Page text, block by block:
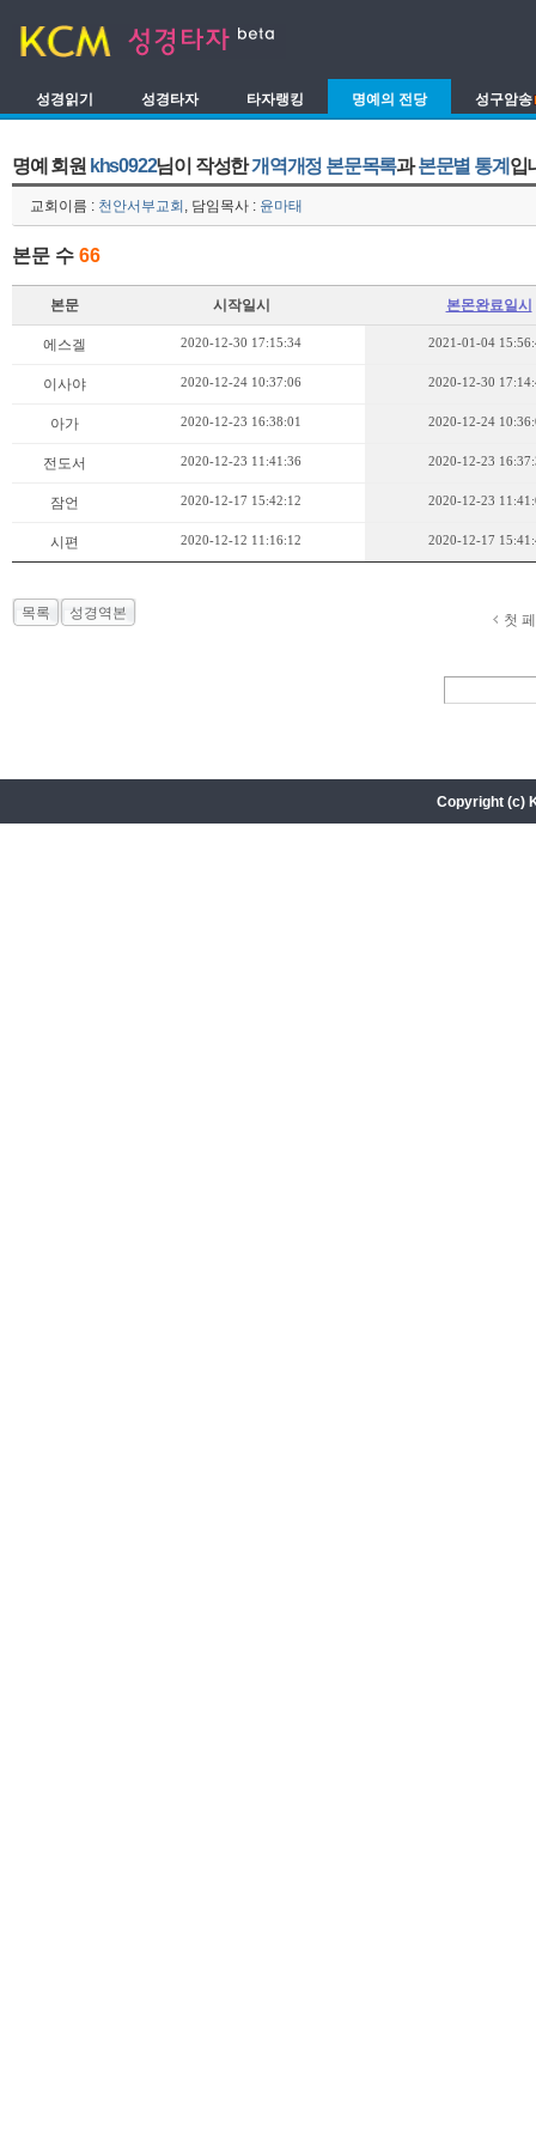
성경읽기 성경타자 타자랭킹 명예의 전당 성구암송
명예 회원 khs0922님이 작성한개역개정 본문목록과본문별 통계 입
교회이름 : 천안서부교회 , 담임목사 : 윤마태
본문 수 66
본문 시작일시 본몬완료일시
에스겔 2020-12-30 17:15:34 2021-01-04
이사야 2020-12-24 10:37:06 2020-12-30
아가 2020-12-23 16:38:01 2020-12-24
전도서 2020-12-23 11:41:36 2020-12-23
잠언 2020-12-17 15:42:12 2020-12-23
시편 2020-12-12 11:16:12 2020-12-17
목록 성경역본 첫
Copyright (c)